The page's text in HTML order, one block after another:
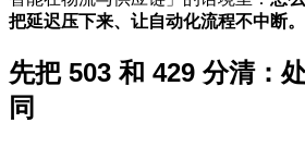
把延迟压下来、让自动化流程不中断。
先把 503 和 429 分清：
同